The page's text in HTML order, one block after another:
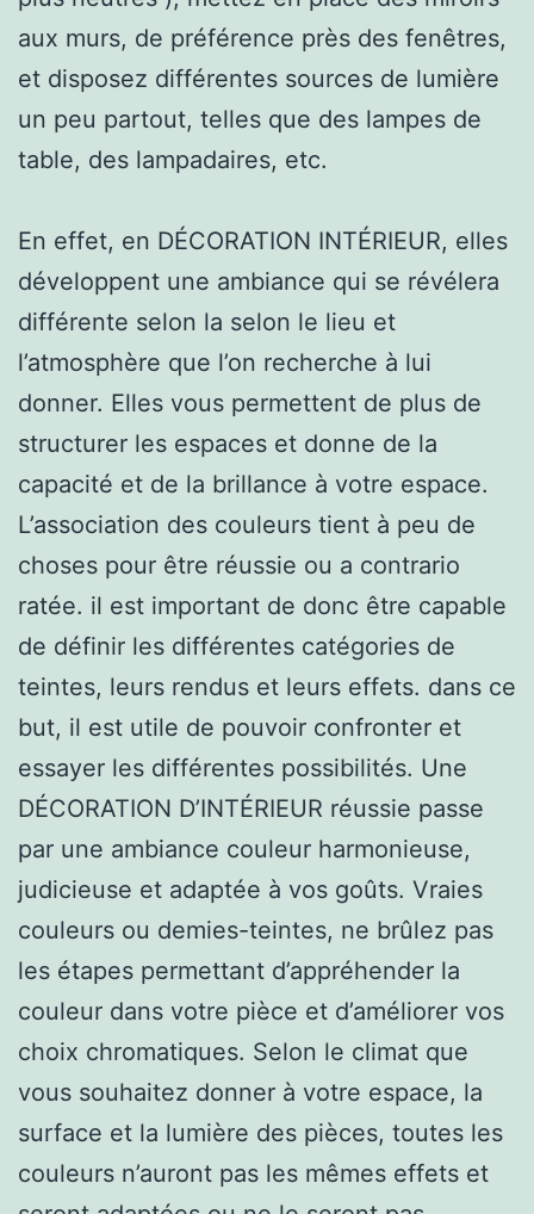
aux murs, de préférence près des fenêtres,
et disposez différentes sources de lumière
un peu partout, telles que des lampes de
table, des lampadaires, etc.
En effet, en DÉCORATION INTÉRIEUR, elles
développent une ambiance qui se révélera
différente selon la selon le lieu et
l’atmosphère que l’on recherche à lui
donner. Elles vous permettent de plus de
structurer les espaces et donne de la
capacité et de la brillance à votre espace.
L’association des couleurs tient à peu de
choses pour être réussie ou a contrario
ratée. il est important de donc être capable
de définir les différentes catégories de
teintes, leurs rendus et leurs effets. dans ce
but, il est utile de pouvoir confronter et
essayer les différentes possibilités. Une
DÉCORATION D’INTÉRIEUR réussie passe
par une ambiance couleur harmonieuse,
judicieuse et adaptée à vos goûts. Vraies
couleurs ou demies-teintes, ne brûlez pas
les étapes permettant d’appréhender la
couleur dans votre pièce et d’améliorer vos
choix chromatiques. Selon le climat que
vous souhaitez donner à votre espace, la
surface et la lumière des pièces, toutes les
couleurs n’auront pas les mêmes effets et